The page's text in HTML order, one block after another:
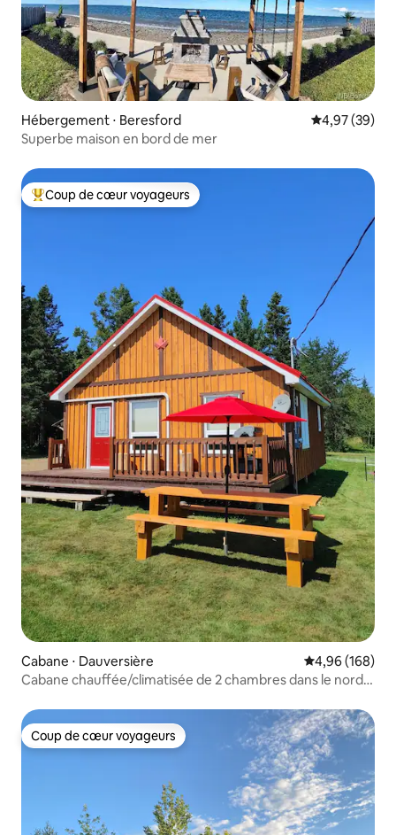
Hébergement ⋅ Beresford Évaluation
4,97 (39)
Superbe maison en bord de mer
Coups de cœur voyageurs les plus appréciés
Coup de cœur voyageurs
Cabane ⋅ Dauversière Évaluation
4,96 (168)
Cabane chauffée/climatisée de 2 chambres dans le nord
Coup de cœur voyageurs
Coup de cœur voyageurs